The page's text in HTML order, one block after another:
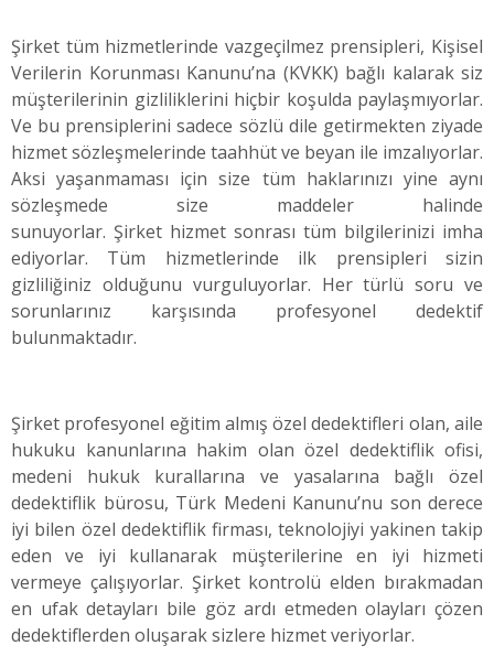
Şirket tüm hizmetlerinde vazgeçilmez prensipleri, Kişisel
Verilerin Korunması Kanunu’na (KVKK) bağlı kalarak siz
müşterilerinin gizliliklerini hiçbir koşulda paylaşmıyorlar.
Ve bu prensiplerini sadece sözlü dile getirmekten ziyade
hizmet sözleşmelerinde taahhüt ve beyan ile imzalıyorlar.
Aksi yaşanmaması için size tüm haklarınızı yine aynı
sözleşmede size maddeler halinde
sunuyorlar. Şirket hizmet sonrası tüm bilgilerinizi imha
ediyorlar. Tüm hizmetlerinde ilk prensipleri sizin
gizliliğiniz olduğunu vurguluyorlar. Her türlü soru ve
sorunlarınız karşısında profesyonel dedektif
bulunmaktadır.
Şirket profesyonel eğitim almış özel dedektifleri olan, aile
hukuku kanunlarına hakim olan özel dedektiflik ofisi,
medeni hukuk kurallarına ve yasalarına bağlı özel
dedektiflik bürosu, Türk Medeni Kanunu’nu son derece
iyi bilen özel dedektiflik firması, teknolojiyi yakinen takip
eden ve iyi kullanarak müşterilerine en iyi hizmeti
vermeye çalışıyorlar. Şirket kontrolü elden bırakmadan
en ufak detayları bile göz ardı etmeden olayları çözen
dedektiflerden oluşarak sizlere hizmet veriyorlar.